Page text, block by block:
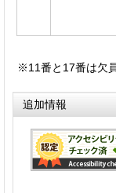
※11番と17番は欠員
追加情報